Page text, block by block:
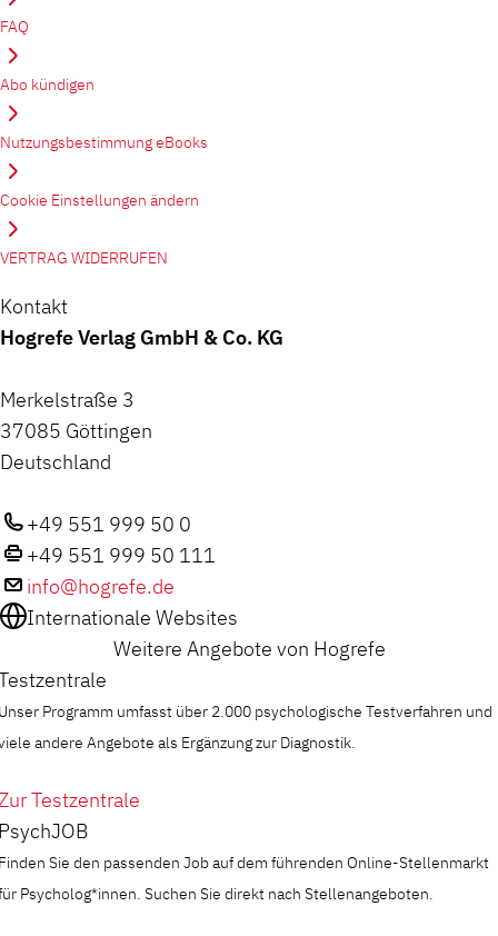
FAQ
Abo kündigen
Nutzungsbestimmung eBooks
Cookie Einstellungen ändern
VERTRAG WIDERRUFEN
Kontakt
Hogrefe Verlag GmbH & Co. KG
Merkelstraße 3
37085 Göttingen
Deutschland
+49 551 999 50 0
+49 551 999 50 111
info@hogrefe.de
Internationale Websites
Weitere Angebote von Hogrefe
Programm umfasst über 2.000 psychologische Testverfahren und
andere Angebote als Ergänzung zur Diagnostik.
Testzentrale
Sie den passenden Job auf dem führenden Online-Stellenmarkt
Psycholog*innen. Suchen Sie direkt nach Stellenangeboten.